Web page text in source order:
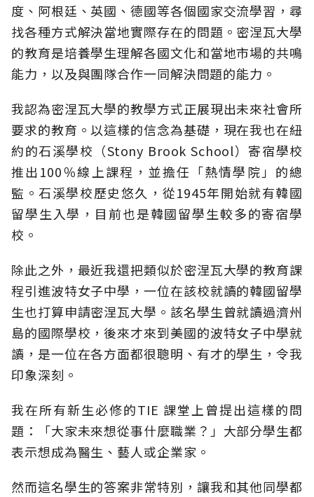
度、阿根廷、英國、德國等各個國家交流學習，尋
找各種方式解決當地實際存在的問題。密涅瓦大學
的教育是培養學生理解各國文化和當地市場的共鳴
能力，以及與團隊合作一同解決問題的能力。
我認為密涅瓦大學的教學方式正展現出未來社會所
要求的教育。以這樣的信念為基礎，現在我也在紐
約的石溪學校（Stony Brook School）寄宿學校
推出100％線上課程，並擔任「熱情學院」的總
監。石溪學校歷史悠久，從1945年開始就有韓國
留學生入學，目前也是韓國留學生較多的寄宿學
校。
除此之外，最近我還把類似於密涅瓦大學的教育課
程引進波特女子中學，一位在該校就讀的韓國留學
生也打算申請密涅瓦大學。該名學生曾就讀過濟州
島的國際學校，後來才來到美國的波特女子中學就
讀，是一位在各方面都很聰明、有才的學生，令我
印象深刻。
我在所有新生必修的TIE 課堂上曾提出這樣的問
題：「大家未來想從事什麼職業？」大部分學生都
表示想成為醫生、藝人或企業家。
然而這名學生的答案非常特別，讓我和其他同學都